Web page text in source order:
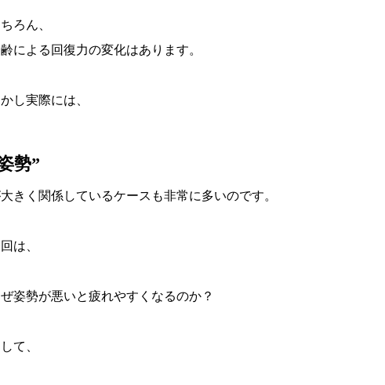
ろん、
による回復力の変化はあります。
し実際には、
勢”
きく関係しているケースも非常に多いのです。
は、
姿勢が悪いと疲れやすくなるのか？
て、